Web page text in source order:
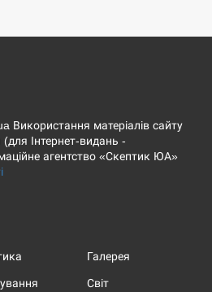
Використання матеріалів сайту
Інтернет-видань -
агентство «Скептик ЮА»
Галерея
Світ